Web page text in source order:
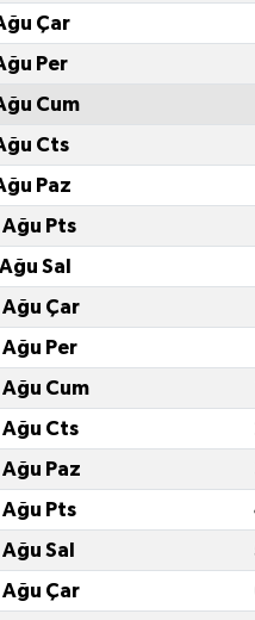
Çar
Per
Cum
Cts
Paz
Ağu Pts
Sal
Ağu Çar
Ağu Per
Ağu Cum
Ağu Cts
Ağu Paz
Ağu Pts
Sal
Ağu Çar